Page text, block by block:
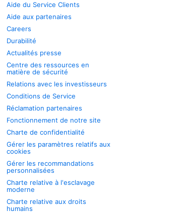
Aide du Service Clients
Aide aux partenaires
Careers
Durabilité
Actualités presse
Centre des ressources en
matière de sécurité
Relations avec les investisseurs
Conditions de Service
Réclamation partenaires
Fonctionnement de notre site
Charte de confidentialité
Gérer les paramètres relatifs aux
cookies
Gérer les recommandations
personnalisées
Charte relative à l'esclavage
moderne
Charte relative aux droits
humains